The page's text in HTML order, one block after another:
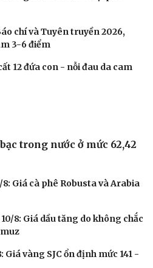
Giải trí
Sao Việt
đầu của kỷ cương xã hội
điểm
chí và Tuyên truyền 2026,
12 đứa con - nỗi đau da cam